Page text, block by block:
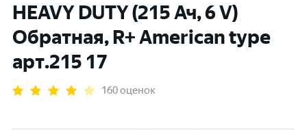
HEAVY DUTY (215 Ач, 6 V)
Обратная, R+ American type
арт.215 17
160 оценок